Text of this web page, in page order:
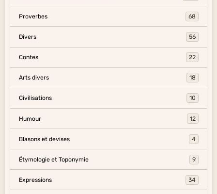
Proverbes 68
Divers 56
Contes 22
Arts divers 18
Civilisations 10
Humour 12
Blasons et devises 4
Étymologie et Toponymie 9
Expressions 34